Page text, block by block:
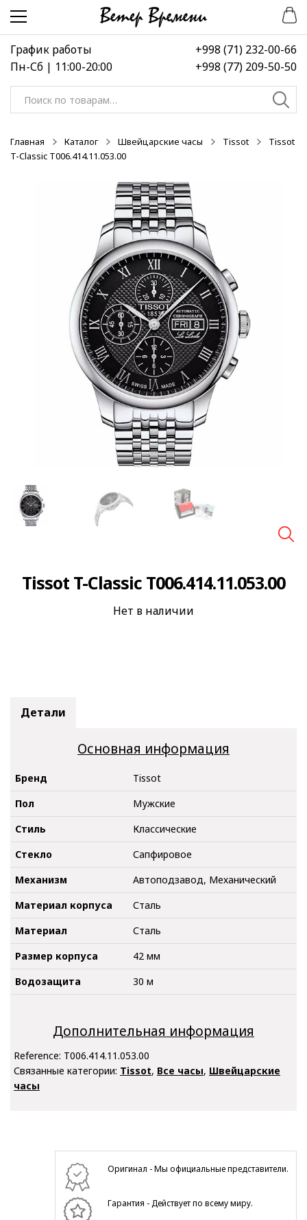
Перейти
навигации
Перейти
содержимому
График работы
Пн-Сб | 11:00-20:00
+998 (71) 232-00-66
+998 (77) 209-50-50
Искать:
Главная Каталог Швейцарские часы Tissot
Tissot
T-Classic T006.414.11.053.00
Tissot T-Classic T006.414.11.053.00
Нет в наличии
Детали
Основная информация
Бренд
Tissot
Пол
Мужские
Стиль
Классические
Стекло
Сапфировое
Механизм
Автоподзавод, Механический
Материал корпуса
Сталь
Материал
Сталь
Размер корпуса
42 мм
Водозащита
30 м
Дополнительная информация
Reference: T006.414.11.053.00
Связанные категории: Tissot, Все часы, Швейцарские
часы
Оригинал - Мы официальные представители.
Гарантия - Действует по всему миру.
-50%